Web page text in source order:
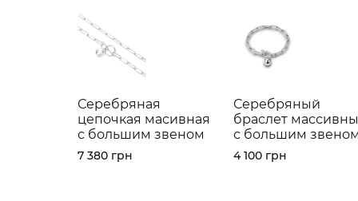
Серебряная
цепочкая масивная
с большим звеном
7 380 грн
Серебряный
браслет
с большим звеном
4 100 грн